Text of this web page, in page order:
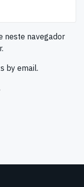
neste navegador
by email.